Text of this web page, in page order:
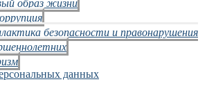
безопасности и правонарушения
данных